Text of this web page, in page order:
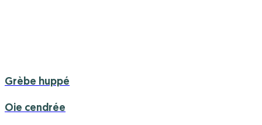
Grèbe huppé
Oie cendrée